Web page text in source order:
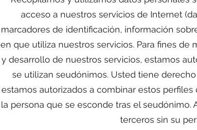
acceso a nuestros servicios de Internet
marcadores de identificación, información
en que utiliza nuestros servicios. Para fines
y desarrollo de nuestros servicios, estamos
se utilizan seudónimos. Usted tiene
estamos autorizados a combinar estos
la persona que se esconde tras el seudónimo.
terceros sin su